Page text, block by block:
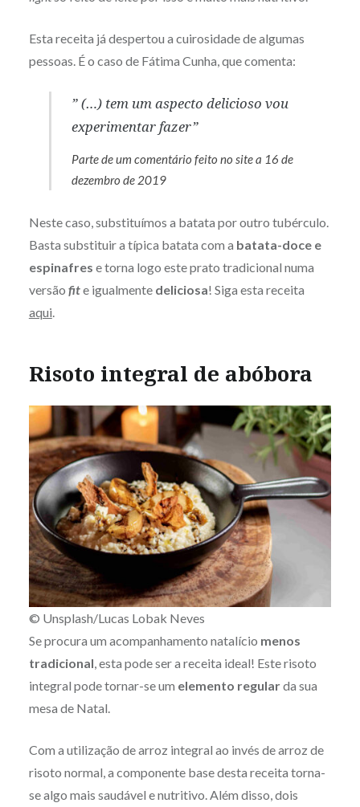
Esta receita já despertou a cuirosidade de algumas
pessoas. É o caso de Fátima Cunha, que comenta:
” (…) tem um aspecto delicioso vou
experimentar fazer”
Parte de um comentário feito no site a 16 de
dezembro de 2019
Neste caso, substituímos a batata por outro tubérculo.
Basta substituir a típica batata com a batata-doce e
espinafres e torna logo este prato tradicional numa
versão fite igualmentedeliciosa! Siga esta receita
aqui
Risoto integral de abóbora
© Unsplash/Lucas Lobak Neves
Se procura um acompanhamento natalício menos
tradicional , esta pode ser a receita ideal! Este risoto
integral pode tornar-se um elemento regularda sua
mesa de Natal.
Com a utilização de arroz integral ao invés de arroz de
risoto normal, a componente base desta receita torna-
se algo mais saudável e nutritivo. Além disso, dois